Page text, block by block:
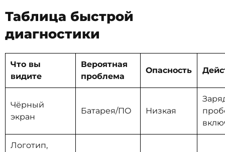
Таблица быстрой
диагностики
Что вы
видите
Вероятная
проблема
Опасность
Чёрный
экран
Батарея/ПО Низкая
Логотип,